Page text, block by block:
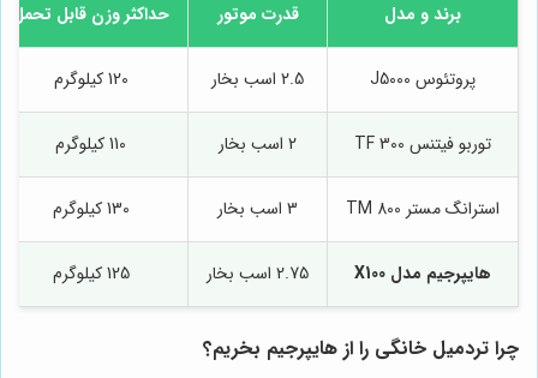
برند و مدل قدرت موتور حداکثر وزن قابل تحمل
پروتئوس J5000 2.5 اسب بخار 120 کیلوگرم
توربو فیتنس TF 300 2 اسب بخار 110 کیلوگرم
استرانگ مستر TM 800 3 اسب بخار 130 کیلوگرم
هایپرجیم مدل X100 2.75 اسب بخار 125 کیلوگرم
چرا تردمیل خانگی را از هایپرجیم بخریم؟